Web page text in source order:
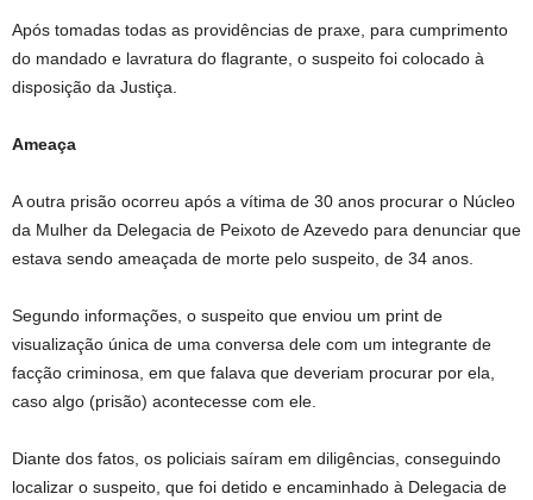
Após tomadas todas as providências de praxe, para cumprimento
do mandado e lavratura do flagrante, o suspeito foi colocado à
disposição da Justiça.
Ameaça
A outra prisão ocorreu após a vítima de 30 anos procurar o Núcleo
da Mulher da Delegacia de Peixoto de Azevedo para denunciar que
estava sendo ameaçada de morte pelo suspeito, de 34 anos.
Segundo informações, o suspeito que enviou um print de
visualização única de uma conversa dele com um integrante de
facção criminosa, em que falava que deveriam procurar por ela,
caso algo (prisão) acontecesse com ele.
Diante dos fatos, os policiais saíram em diligências, conseguindo
localizar o suspeito, que foi detido e encaminhado à Delegacia de